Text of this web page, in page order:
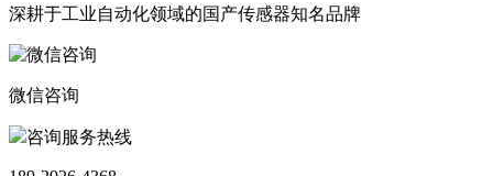
深耕于工业自动化领域的国产传感器知名品牌
微信咨询
咨询服务热线